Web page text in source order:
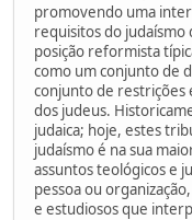
promovendo uma
requisitos do
posição reformista
como um conjunto de
conjunto de restrições
dos judeus.
judaica; hoje, estes
judaísmo é na sua
assuntos teológicos e
pessoa ou
e estudiosos que